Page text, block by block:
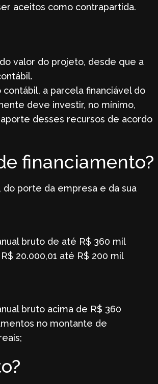
aceitos como contrapartida.
valor do projeto, desde que a
a parcela financiável do
deve investir, no mínimo,
desses recursos de acordo
financiamento?
porte da empresa e da sua
bruto de até R$ 360 mil
20.000,01 até R$ 200 mil
bruto acima de R$ 360
no montante de